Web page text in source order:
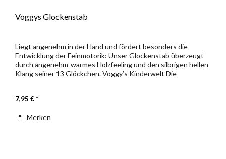
Voggys Glockenstab
Liegt angenehm in der Hand und fördert besonders die
Entwicklung der Feinmotorik: Unser Glockenstab überzeugt
durch angenehm-warmes Holzfeeling und den silbrigen hellen
Klang seiner 13 Glöckchen. Voggy’s Kinderwelt Die
7,95 € *
Merken